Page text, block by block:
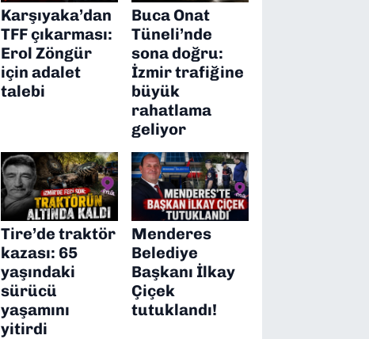
Karşıyaka’dan
TFF çıkarması:
Erol Zöngür
için adalet
talebi
Buca Onat
Tüneli’nde
sona doğru:
İzmir trafiğine
büyük
rahatlama
geliyor
Tire’de traktör
kazası: 65
yaşındaki
sürücü
yaşamını
yitirdi
Menderes
Belediye
Başkanı İlkay
Çiçek
tutuklandı!